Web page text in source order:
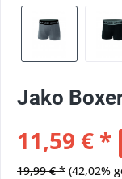
Jako
11,59 € *
19,99 € * (42,02%